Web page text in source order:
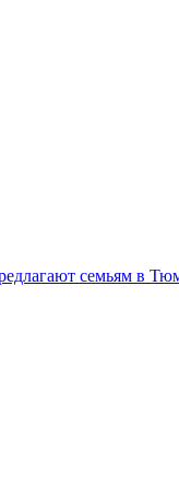
семьям в